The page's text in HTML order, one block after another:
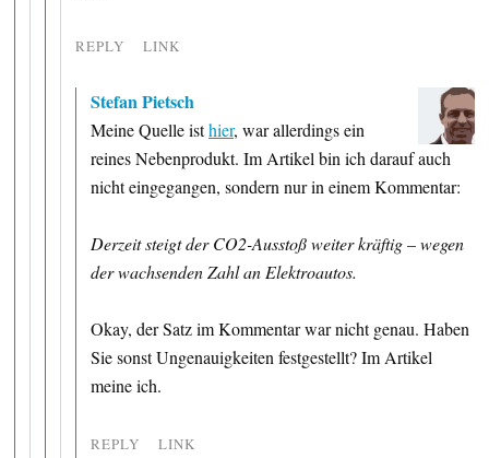
REPLY LINK
Stefan Pietsch
Meine Quelle isthier, war allerdings ein
reines Nebenprodukt. Im Artikel bin ich darauf auch
nicht eingegangen, sondern nur in einem Kommentar:
Derzeit steigt der CO2-Ausstoß weiter kräftig – wegen
der wachsenden Zahl an Elektroautos.
Okay, der Satz im Kommentar war nicht genau. Haben
Sie sonst Ungenauigkeiten festgestellt? Im Artikel
meine ich.
REPLY LINK